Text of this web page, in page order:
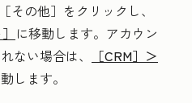
［その他］をクリックし、
に移動します。アカウン
ない場合は、
［CRM］＞
します。